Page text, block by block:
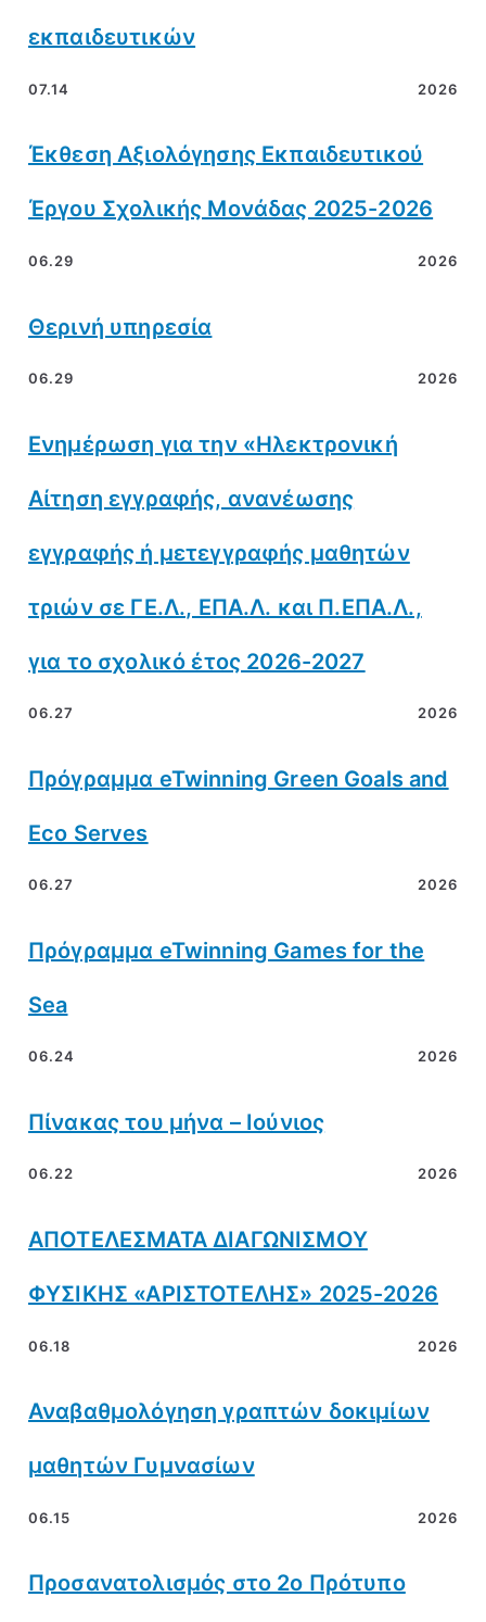
εκπαιδευτικών
07.14 2026
Έκθεση Αξιολόγησης Εκπαιδευτικού
Έργου Σχολικής Μονάδας 2025-2026
06.29 2026
Θερινή υπηρεσία
06.29 2026
Ενημέρωση για την «Ηλεκτρονική
Αίτηση εγγραφής, ανανέωσης
εγγραφής ή μετεγγραφής μαθητών
τριών σε ΓΕ.Λ., ΕΠΑ.Λ. και Π.ΕΠΑ.Λ.,
για το σχολικό έτος 2026-2027
06.27 2026
Πρόγραμμα eTwinning Green Goals and
Eco Serves
06.27 2026
Πρόγραμμα eTwinning Games for the
Sea
06.24 2026
Πίνακας του μήνα – Ιούνιος
06.22 2026
ΑΠΟΤΕΛΕΣΜΑΤΑ ΔΙΑΓΩΝΙΣΜΟΥ
ΦΥΣΙΚΗΣ «ΑΡΙΣΤΟΤΕΛΗΣ» 2025-2026
06.18 2026
Αναβαθμολόγηση γραπτών δοκιμίων
μαθητών Γυμνασίων
06.15 2026
Προσανατολισμός στο 2ο Πρότυπο